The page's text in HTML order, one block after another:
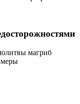
магриб
меры